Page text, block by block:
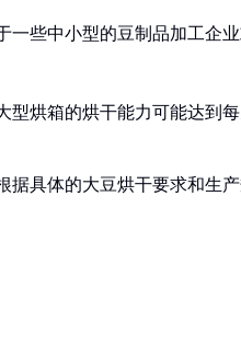
些中小型的豆制品加工企
烘箱的烘干能力可能达到
具体的大豆烘干要求和生